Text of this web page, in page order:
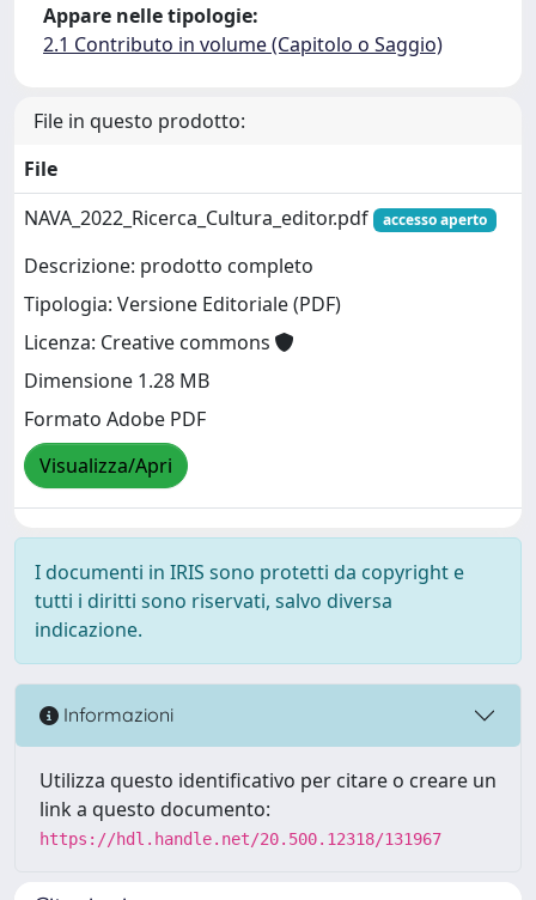
Appare nelle tipologie:
2.1 Contributo in volume (Capitolo o Saggio)
File in questo prodotto:
File
NAVA_2022_Ricerca_Cultura_editor.pdf
accesso aperto
Descrizione: prodotto completo
Tipologia: Versione Editoriale (PDF)
Licenza: Creative commons
Dimensione 1.28 MB
Formato Adobe PDF
Visualizza/Apri
I documenti in IRIS sono protetti da copyright e
tutti i diritti sono riservati, salvo diversa
indicazione.
Informazioni
Utilizza questo identificativo per citare o creare un
link a questo documento:
https://hdl.handle.net/20.500.12318/131967